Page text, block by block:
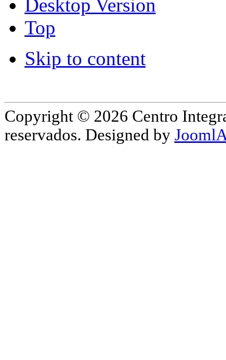
Desktop Version
Top
Skip to content
Copyright © 2026 Centro
reservados. Designed by